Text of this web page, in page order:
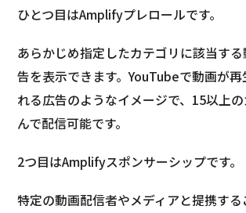
ひとつ目はAmplifyプレロールです。
あらかじめ指定したカテゴリに該当す
告を表示できます。YouTubeで動画が
れる広告のようなイメージで、15以上
んで配信可能です。
2つ目はAmplifyスポンサーシップです。
特定の動画配信者やメディアと提携す